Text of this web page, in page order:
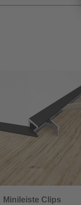
Minileiste Clips